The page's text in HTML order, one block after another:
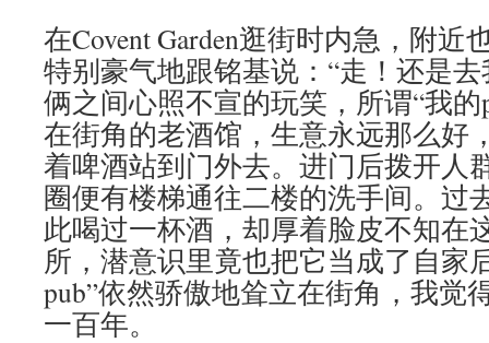
在Covent Garden逛街时内急，附近
特别豪气地跟铭基说：“走！还是
俩之间心照不宣的玩笑，所谓“我
在街角的老酒馆，生意永远那么好
着啤酒站到门外去。进门后拨开人
圈便有楼梯通往二楼的洗手间。过
此喝过一杯酒，却厚着脸皮不知在
所，潜意识里竟也把它当成了自家
pub”依然骄傲地耸立在街角，我觉
一百年。